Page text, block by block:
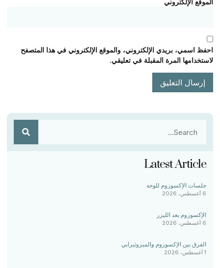
الموقع الإلكتروني
احفظ اسمي، بريدي الإلكتروني، والموقع الإلكتروني في هذا المتصفح
لاستخدامها المرة المقبلة في تعليقي.
Latest Article
جلسات الإكسوزوم للوجه
6 أغسطس، 2026
الإكسوزوم بعد الليزر
6 أغسطس، 2026
الفرق بين الإكسوزوم والميزوثيرابي
1 أغسطس، 2026